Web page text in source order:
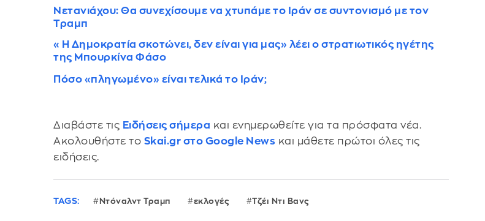
Νετανιάχου: Θα συνεχίσουμε να χτυπάμε το Ιράν σε συντονισμό με τον
Τραμπ
«Η Δημοκρατία σκοτώνει, δεν είναι για μας» λέει ο στρατιωτικός ηγέτης
της Μπουρκίνα Φάσο
Πόσο «πληγωμένο» είναι τελικά το Ιράν;
Διαβάστε τις Ειδήσεις σήμερα και ενημερωθείτε για τα πρόσφατα νέα.
Ακολουθήστε το Skai.gr στο Google News και μάθετε πρώτοι όλες τις
ειδήσεις.
TAGS: Ντόναλντ Τραμπ εκλογές Τζέι Ντι Βανς